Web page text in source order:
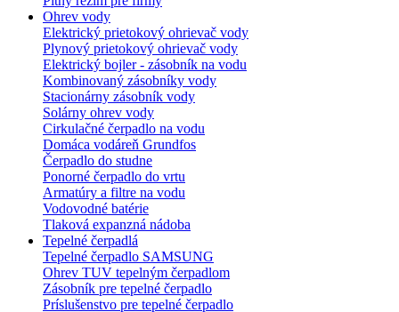
Ohrev vody
Elektrický prietokový ohrievač vody
Plynový prietokový ohrievač vody
Elektrický bojler - zásobník na vodu
Kombinovaný zásobníky vody
Stacionárny zásobník vody
Solárny ohrev vody
Cirkulačné čerpadlo na vodu
Domáca vodáreň Grundfos
Čerpadlo do studne
Ponorné čerpadlo do vrtu
Armatúry a filtre na vodu
Vodovodné batérie
Tlaková expanzná nádoba
Tepelné čerpadlá
Tepelné čerpadlo SAMSUNG
Ohrev TUV tepelným čerpadlom
Zásobník pre tepelné čerpadlo
Príslušenstvo pre tepelné čerpadlo